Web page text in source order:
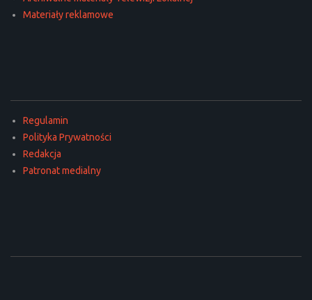
Materiały reklamowe
Regulamin
Polityka Prywatności
Redakcja
Patronat medialny